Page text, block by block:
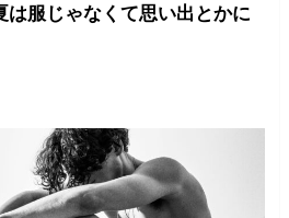
は服じゃなくて思い出とかに